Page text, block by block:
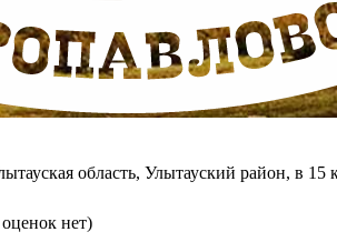
область, Улытауский район, в
нет)